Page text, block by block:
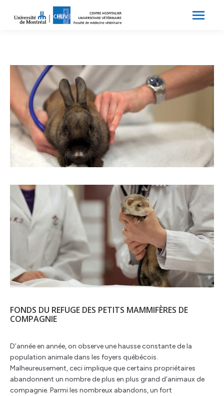
FONDS DU REFUGE DES PETITS MAMMIFÈRES DE
COMPAGNIE
D’année en année, on observe une hausse constante de la
population animale dans les foyers québécois.
Malheureusement, ceci implique que certains propriétaires
abandonnent un nombre de plus en plus grand d’animaux de
compagnie. Parmi les nombreux abandons, un fort